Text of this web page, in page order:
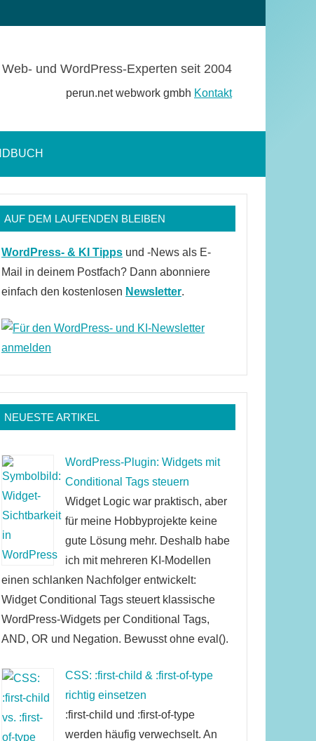
Web- und WordPress-Experten seit 2004
perun.net webwork gmbh Kontakt
öffnen
AUF DEM LAUFENDEN BLEIBEN
WordPress- & KI Tipps und -News als E-
Mail in deinem Postfach? Dann abonniere
einfach den kostenlosen Newsletter.
NEUESTE ARTIKEL
WordPress-Plugin: Widgets mit
Conditional Tags steuern
Widget Logic war praktisch, aber
für meine Hobbyprojekte keine
gute Lösung mehr. Deshalb habe
ich mit mehreren KI-Modellen
einen schlanken Nachfolger entwickelt:
Widget Conditional Tags steuert klassische
WordPress-Widgets per Conditional Tags,
AND, OR und Negation. Bewusst ohne eval().
CSS: :first-child & :first-of-type
richtig einsetzen
:first-child und :first-of-type
werden häufig verwechselt. An